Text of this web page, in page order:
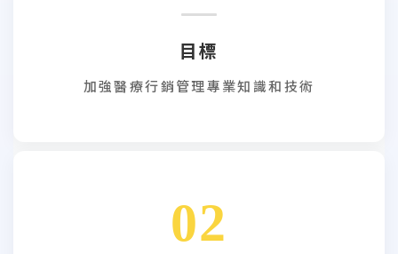
目標
加強醫療行銷管理專業知識和技術
02